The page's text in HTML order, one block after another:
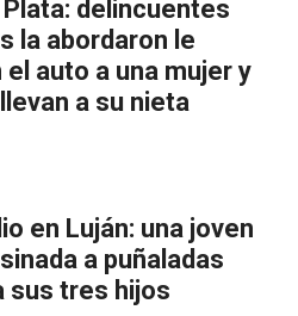
Plata: delincuentes
la abordaron le
el auto a una mujer y
a su nieta
en Luján: una joven
a puñaladas
sus tres hijos